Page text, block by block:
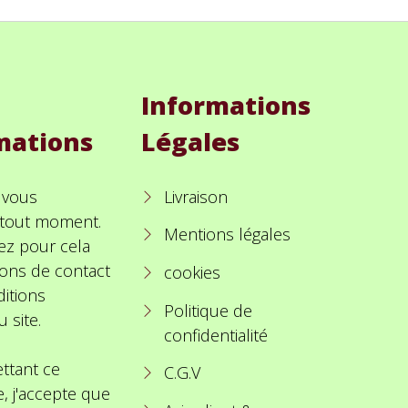
moment.
pour cela
de contact
site.
ce
j'accepte que
Informations
Légales
Livraison
Mentions légales
cookies
Politique de
confidentialité
C.G.V